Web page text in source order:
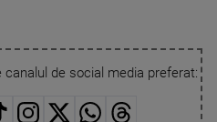
de social media preferat: